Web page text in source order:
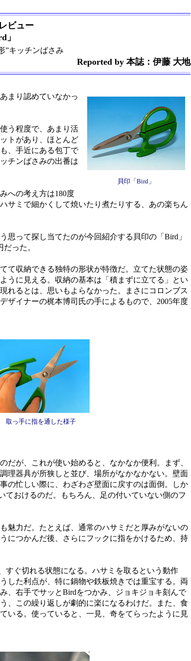
ビュー
」
”キッチンばさみ
Reported by 本誌：伊藤 大地
貝印「Bird」
まり認めていなかっ
う程度で、あまり活
トがあり、ほとんど
、手近にある包丁で
チンばさみの出番は
への考え方は180度
サミで細かくして焼いたり煮たりする、あの楽ちん
って探し当てたのが今回紹介する貝印の「Bird」
った。
て収納できる独特の形状が特徴だ。立てた状態の姿
うに見える。収納の基本は「積まずに立てる」とい
れるとは、思いもよらなかった。まさにコロンブス
ザイナーの梶本博司氏の手によるもので、2005年度
取っ手に指を通した様子
が、これが使い始めると、なかなか便利。まず、
理器具が所狭しと並び、場所がなかなかない。壁面
の忙しい際に、わざわざ壁面に戻すのは面倒。しか
ておけるのだ。もちろん、足の付いていない側のフ
魅力だ。たとえば、通常のハサミだと厚みがないの
につかんだ後、さらにフックに指をかけるため、持
ぐ切れる状態になる。ハサミを取るという動作
した利点が、特に鍋物や鉄板焼きでは重宝する。両
、右手でサッとBirdをつかみ、ジョキジョキ刻んで
、この繰り返しが劇的に楽になるわけだ。また、食
いる。使っていると、一見、奇をてらったように見